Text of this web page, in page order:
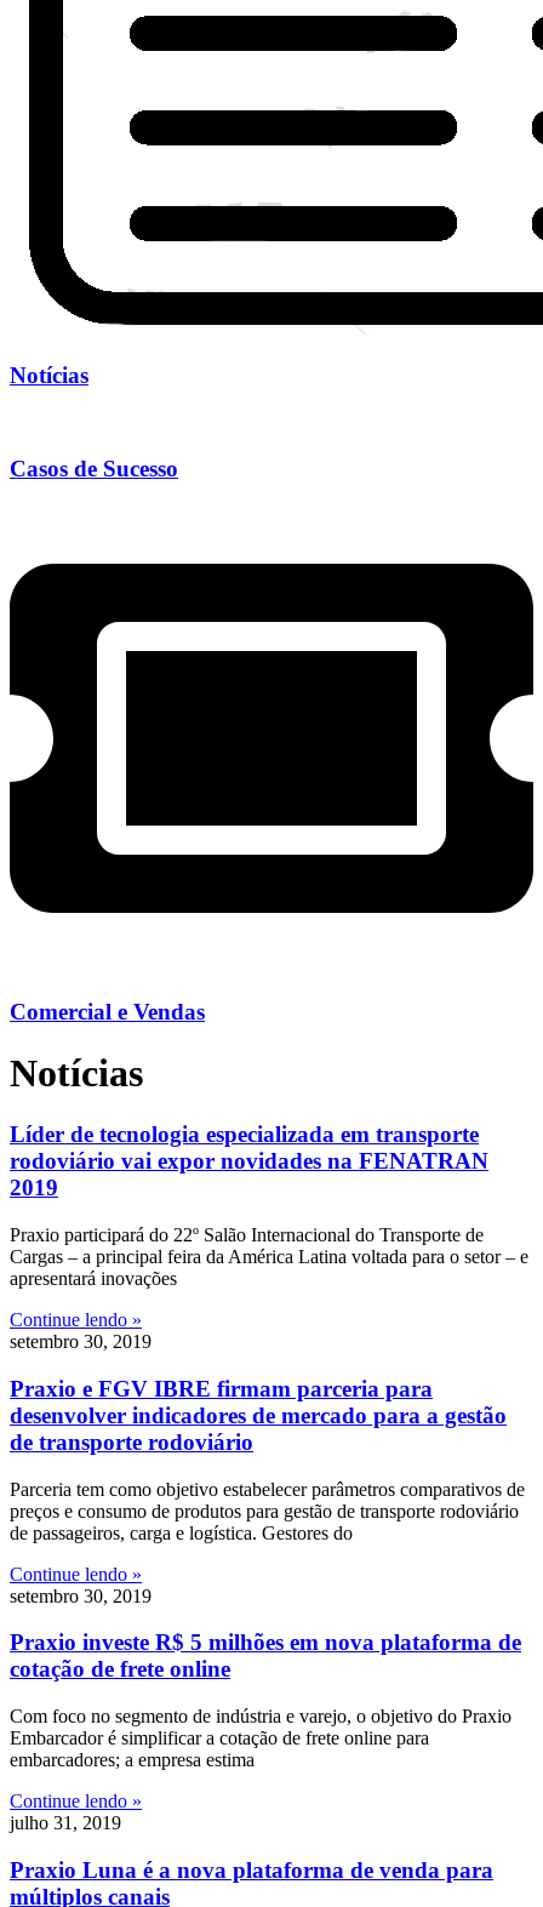
Notícias
Casos de Sucesso
Comercial e Vendas
Notícias
Líder de tecnologia especializada em transporte
rodoviário vai expor novidades na FENATRAN
2019
Praxio participará do 22º Salão Internacional do Transporte de
Cargas – a principal feira da América Latina voltada para o setor – e
apresentará inovações
Continue lendo »
setembro 30, 2019
Praxio e FGV IBRE firmam parceria para
desenvolver indicadores de mercado para a gestão
de transporte rodoviário
Parceria tem como objetivo estabelecer parâmetros comparativos de
preços e consumo de produtos para gestão de transporte rodoviário
de passageiros, carga e logística. Gestores do
Continue lendo »
setembro 30, 2019
Praxio investe R$ 5 milhões em nova plataforma de
cotação de frete online
Com foco no segmento de indústria e varejo, o objetivo do Praxio
Embarcador é simplificar a cotação de frete online para
embarcadores; a empresa estima
Continue lendo »
julho 31, 2019
Praxio Luna é a nova plataforma de venda para
múltiplos canais